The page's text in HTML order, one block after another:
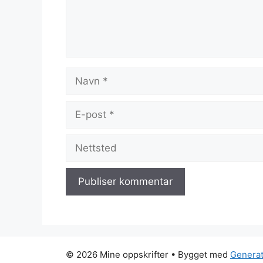
post
© 2026 Mine oppskrifter • Bygget med